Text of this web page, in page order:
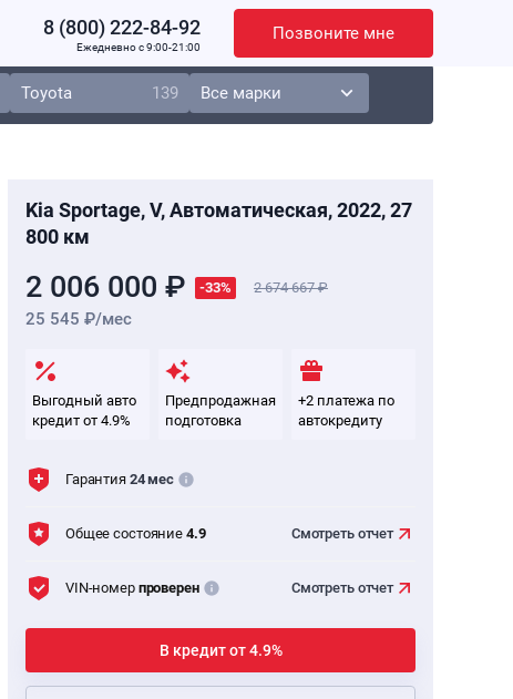
8 (800) 222-84-92
Ежедневно c 9:00-21:00
Позвоните мне
Toyota 139
Kia Sportage, V, Автоматическая, 2022, 27
800 км
2 006 000 ₽ -33% 2 674 667
25 545 ₽/мес
Выгодный авто
кредит от 4.9%
Предпродажная
подготовка
+2 платежа по
автокредиту
Гарантия 24 мес
Общее состояние 4.9 Смотреть отчет
VIN-номер проверен Смотреть отчет
В кредит от 4.9%